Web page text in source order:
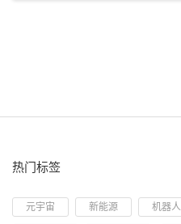
热门标签
元宇宙 新能源 机器人